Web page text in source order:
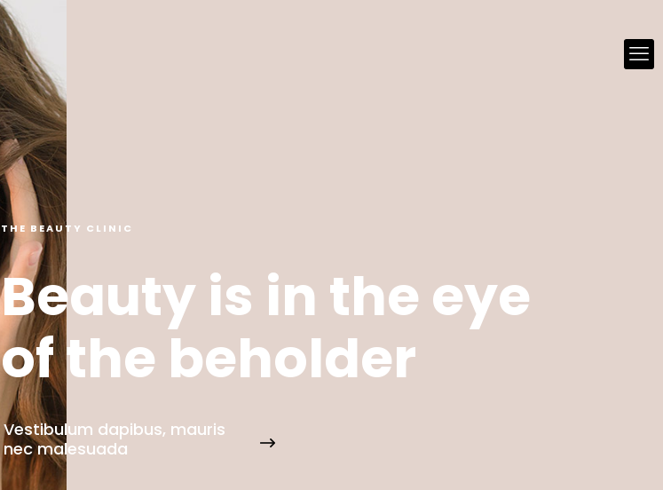
Beauty is in the eye
of the beholder
THE BEAUTY CLINIC
Vestibulum dapibus, mauris
nec malesuada